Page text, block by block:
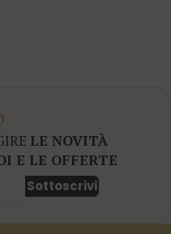
LE NOVITÀ
E LE OFFERTE
Sottoscrivi